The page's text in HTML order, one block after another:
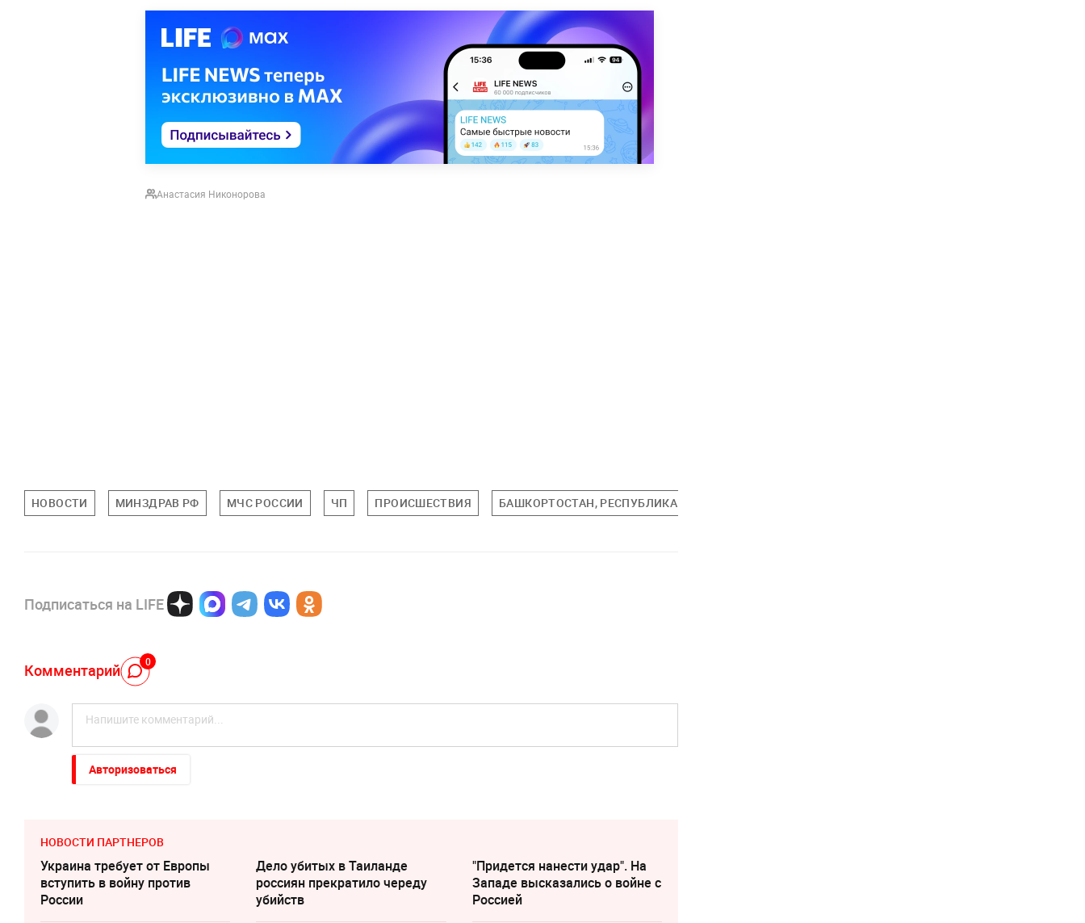
Анастасия Никонорова
НОВОСТИ МИНЗДРАВ РФ МЧС РОССИИ ЧП ПРОИСШЕСТВИЯ БАШКОРТОСТАН, РЕСПУБЛИКА
Подписаться на LIFE
Комментарий 0
Авторизоваться
НОВОСТИ ПАРТНЕРОВ
Украина требует от Европы
вступить в войну против
России
Дело убитых в Таиланде
россиян прекратило череду
убийств
"Придется нанести удар". На
Западе высказались о войне с
Россией